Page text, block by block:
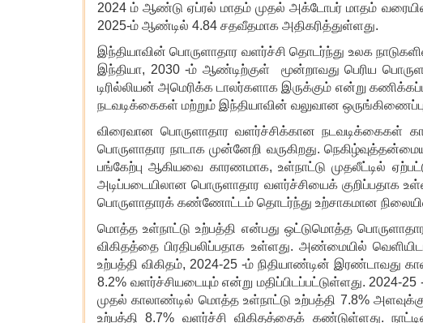
2024 ம் ஆண்டு ஏப்ரல் மாதம் முதல் அக்டோபர் மாதம்
2025-ம் ஆண்டில் 4.84 சதவீதமாக அதிகரித்துள்ளது.
இந்தியாவின் பொருளாதார வளர்ச்சி தொடர்ந்து உலக
இந்தியா, 2030 -ம் ஆண்டிற்குள் மூன்றாவது பெரிய
டிரில்லியன் அமெரிக்க டாலர்களாக இருக்கும் என்று
நடவடிக்கைகள் மற்றும் இந்தியாவின் வலுவான
விரைவான பொருளாதார வளர்ச்சிக்கான நடவடிக்கைகள்
பொருளாதார நாடாக முன்னேறி வருகிறது.
பங்கேற்பு ஆகியவை காரணமாக, உள்நாட்டு முதலீட்டில்
அடிப்படையிலான பொருளாதார வளர்ச்சியைக் குறிப்பதாக
பொருளாதாரக் கண்ணோட்டம் தொடர்ந்து உற்சாகமான நிலையில்
மொத்த உள்நாட்டு உற்பத்தி என்பது ஒட்டுமொத்த
விகிதத்தை பிரதிபலிப்பதாக உள்ளது. அண்மையில்
உற்பத்தி விகிதம், 2024-25 -ம் நிதியாண்டின் இரண்டாவது
8.2% வளர்ச்சியடையும் என்று மதிப்பிடப்பட்டுள்ளது. 2024-
முதல் காலாண்டில் மொத்த உள்நாட்டு உற்பத்தி 7.8%
உற்பத்தி 8.7% வளர்ச்சி விகிதத்தைக் கண்டுள்ளது.